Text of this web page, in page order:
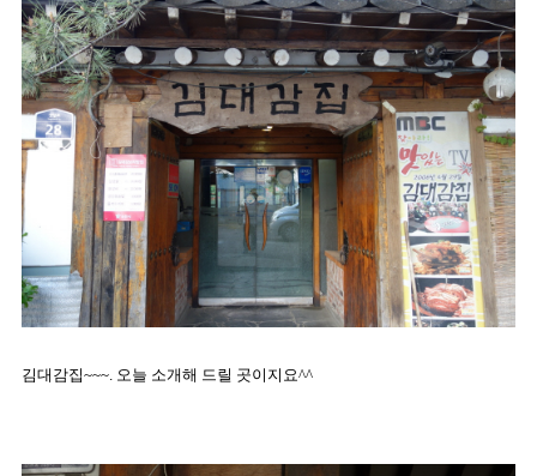
김대감집~~~. 오늘 소개해 드릴 곳이지요^^